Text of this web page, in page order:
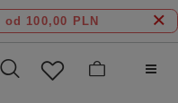
od 100,00 PLN